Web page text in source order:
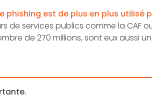
phishing est de plus en plus utilisé
de services publics comme la CAF
de 270 millions, sont eux aussi